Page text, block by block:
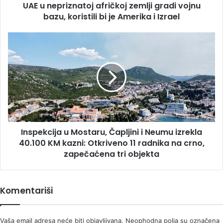
UAE u nepriznatoj afričkoj zemlji gradi vojnu
bazu, koristili bi je Amerika i Izrael
u
Mostaru,
Čapljini
i
Neumu
izrekla
40.100
KM
kazni:
Otkriveno
na
zapečaćena
tri
Inspekcija u Mostaru, Čapljini i Neumu izrekla
40.100 KM kazni: Otkriveno 11 radnika na crno,
zapečaćena tri objekta
Komentariši
Vaša email adresa neće biti objavljivana. Neophodna polja su označena